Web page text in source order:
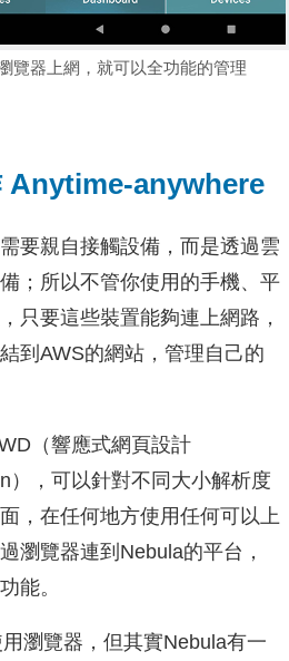
覽器上網，就可以全功能的管理
Anytime-anywhere
要親自接觸設備，而是透過雲
；所以不管你使用的手機、平
只要這些裝置能夠連上網路，
到AWS的網站，管理自己的
（響應式網頁設計
），可以針對不同大小解析度
，在任何地方使用任何可以上
瀏覽器連到Nebula的平台，
能。
瀏覽器，但其實Nebula有一